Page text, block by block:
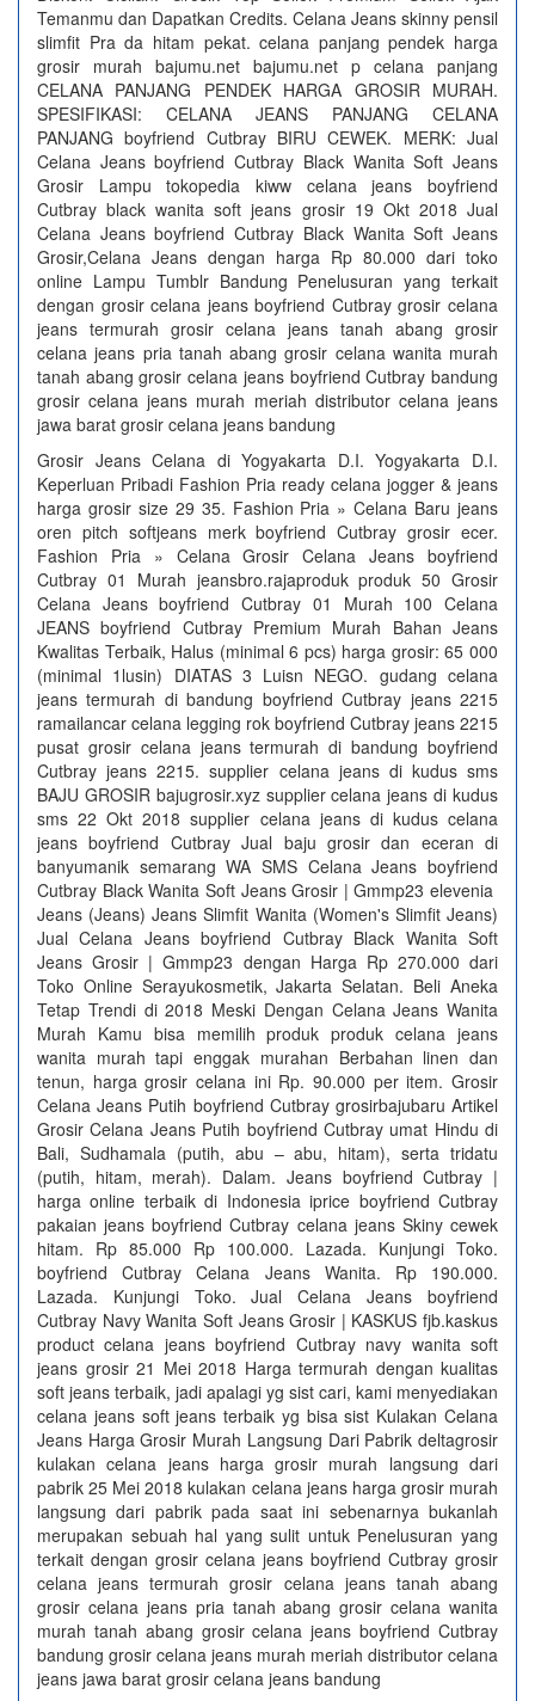
Temanmu dan Dapatkan Credits. Celana Jeans skinny pensil
slimfit Pra da hitam pekat. celana panjang pendek harga
grosir murah bajumu.net bajumu.net p celana panjang
CELANA PANJANG PENDEK HARGA GROSIR MURAH.
SPESIFIKASI: CELANA JEANS PANJANG CELANA
PANJANG boyfriend Cutbray BIRU CEWEK. MERK: Jual
Celana Jeans boyfriend Cutbray Black Wanita Soft Jeans
Grosir Lampu tokopedia kiww celana jeans boyfriend
Cutbray black wanita soft jeans grosir 19 Okt 2018 Jual
Celana Jeans boyfriend Cutbray Black Wanita Soft Jeans
Grosir,Celana Jeans dengan harga Rp 80.000 dari toko
online Lampu Tumblr Bandung Penelusuran yang terkait
dengan grosir celana jeans boyfriend Cutbray grosir celana
jeans termurah grosir celana jeans tanah abang grosir
celana jeans pria tanah abang grosir celana wanita murah
tanah abang grosir celana jeans boyfriend Cutbray bandung
grosir celana jeans murah meriah distributor celana jeans
jawa barat grosir celana jeans bandung
Grosir Jeans Celana di Yogyakarta D.I. Yogyakarta D.I.
Keperluan Pribadi Fashion Pria ready celana jogger & jeans
harga grosir size 29 35. Fashion Pria » Celana Baru jeans
oren pitch softjeans merk boyfriend Cutbray grosir ecer.
Fashion Pria » Celana Grosir Celana Jeans boyfriend
Cutbray 01 Murah jeansbro.rajaproduk produk 50 Grosir
Celana Jeans boyfriend Cutbray 01 Murah 100 Celana
JEANS boyfriend Cutbray Premium Murah Bahan Jeans
Kwalitas Terbaik, Halus (minimal 6 pcs) harga grosir: 65 000
(minimal 1lusin) DIATAS 3 Luisn NEGO. gudang celana
jeans termurah di bandung boyfriend Cutbray jeans 2215
ramailancar celana legging rok boyfriend Cutbray jeans 2215
pusat grosir celana jeans termurah di bandung boyfriend
Cutbray jeans 2215. supplier celana jeans di kudus sms
BAJU GROSIR bajugrosir.xyz supplier celana jeans di kudus
sms 22 Okt 2018 supplier celana jeans di kudus celana
jeans boyfriend Cutbray Jual baju grosir dan eceran di
banyumanik semarang WA SMS Celana Jeans boyfriend
Cutbray Black Wanita Soft Jeans Grosir | Gmmp23 elevenia
Jeans (Jeans) Jeans Slimfit Wanita (Women's Slimfit Jeans)
Jual Celana Jeans boyfriend Cutbray Black Wanita Soft
Jeans Grosir | Gmmp23 dengan Harga Rp 270.000 dari
Toko Online Serayukosmetik, Jakarta Selatan. Beli Aneka
Tetap Trendi di 2018 Meski Dengan Celana Jeans Wanita
Murah Kamu bisa memilih produk produk celana jeans
wanita murah tapi enggak murahan Berbahan linen dan
tenun, harga grosir celana ini Rp. 90.000 per item. Grosir
Celana Jeans Putih boyfriend Cutbray grosirbajubaru Artikel
Grosir Celana Jeans Putih boyfriend Cutbray umat Hindu di
Bali, Sudhamala (putih, abu – abu, hitam), serta tridatu
(putih, hitam, merah). Dalam. Jeans boyfriend Cutbray |
harga online terbaik di Indonesia iprice boyfriend Cutbray
pakaian jeans boyfriend Cutbray celana jeans Skiny cewek
hitam. Rp 85.000 Rp 100.000. Lazada. Kunjungi Toko.
boyfriend Cutbray Celana Jeans Wanita. Rp 190.000.
Lazada. Kunjungi Toko. Jual Celana Jeans boyfriend
Cutbray Navy Wanita Soft Jeans Grosir | KASKUS fjb.kaskus
product celana jeans boyfriend Cutbray navy wanita soft
jeans grosir 21 Mei 2018 Harga termurah dengan kualitas
soft jeans terbaik, jadi apalagi yg sist cari, kami menyediakan
celana jeans soft jeans terbaik yg bisa sist Kulakan Celana
Jeans Harga Grosir Murah Langsung Dari Pabrik deltagrosir
kulakan celana jeans harga grosir murah langsung dari
pabrik 25 Mei 2018 kulakan celana jeans harga grosir murah
langsung dari pabrik pada saat ini sebenarnya bukanlah
merupakan sebuah hal yang sulit untuk Penelusuran yang
terkait dengan grosir celana jeans boyfriend Cutbray grosir
celana jeans termurah grosir celana jeans tanah abang
grosir celana jeans pria tanah abang grosir celana wanita
murah tanah abang grosir celana jeans boyfriend Cutbray
bandung grosir celana jeans murah meriah distributor celana
jeans jawa barat grosir celana jeans bandung